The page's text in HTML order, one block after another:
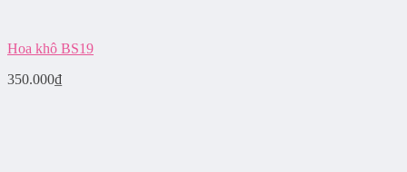
Hoa khô BS19
350.000₫